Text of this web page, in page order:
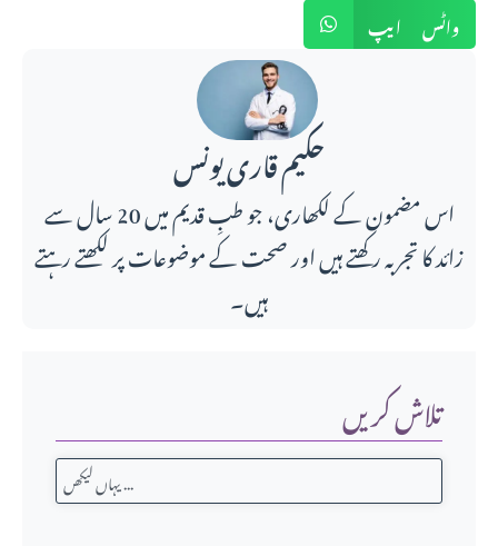
تلاش کریں
واٹس ایپ
حکیم قاری یونس
اس مضمون کے لکھاری، جو طبِ قدیم میں 20 سال سے
زائد کا تجربہ رکھتے ہیں اور صحت کے موضوعات پر لکھتے رہتے
ہیں۔